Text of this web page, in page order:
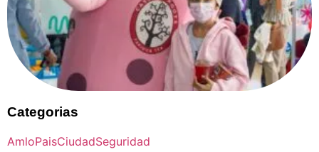
Categorias
AmloPaisCiudadSeguridad